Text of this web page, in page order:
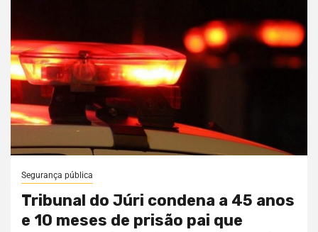
Segurança pública
Tribunal do Júri condena a 45 anos
e 10 meses de prisão pai que